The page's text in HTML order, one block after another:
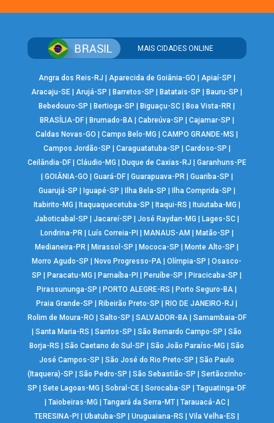
MAIS CIDADES ONLINE
Angra dos Reis-RJ Aparecida de Goiânia-GO Apiaí-SP
Aracaju-SE |Arujá-SP Barretos-SP Batatais-SP Bauru-SP
Bebedouro-SP
Bertioga-SP Biguaçu-SC Boa Vista-RR
BRASÍLIA-DF| Brumado-BA| Cabreúva-SP Cajamar-SP
Caldas Novas-GO
|Campo Belo-MG |CAMPO GRANDE-MS
Campos Jordão-SP
Caraguatatuba-SP Cardoso-SP
Ceilândia-DF| Cláudio-MG Duque de Caxias-RJ
Garanhuns-PE
GOIÂNIA-GO Guará-DF| Guarapuava-PR| Guariba-SP
Guarujá-SP
Iguapé-SP Ilha Bela-SP Ilha Comprida-SP
Itabirito-MG
Itaquaquecetuba-SP Itaqui-RS Ituiutaba-MG
Jaboticabal-SP
Jacareí-SP José Raydan-MG Lages-SC|
Londrina-PR| Luís Correia-PI MANAUS-AM Matão-SP
Medianeira-PR
Mirassol-SP Mococa-SP Monte Alto-SP
Morro Agudo-SP
Novo Progresso-PA |Olímpia-SP |Osasco-
SP
Paracatu-MG Parnaíba-PI Peruíbe-SP Piracicaba-SP
Pirassununga-SP
PORTO ALEGRE-RS Porto Seguro-BA
Praia Grande-SP
Ribeirão Preto-SP RIO DE JANEIRO-RJ
Rolim de Moura-RO
Salto-SP SALVADOR-BA| Samambaia-DF
|Santa Maria-RS |Santos-SP |São Bernardo Campo-SP |São
Borja-RS
|São Caetano do Sul-SP |São João Paraíso-MG |São
José Campos-SP
|São José do Rio Preto-SP |São Paulo
(Itaquera)-SP
|São Pedro-SP |São Sebastião-SP |Sertãozinho-
SP
|Sete Lagoas-MG |Sobral-CE |Sorocaba-SP |Taguatinga-DF
Taiobeiras-MG Tangará da Serra-MT| Tarauacá-AC|
TERESINA-PI
|Ubatuba-SP |Uruguaiana-RS |Vila Velha-ES